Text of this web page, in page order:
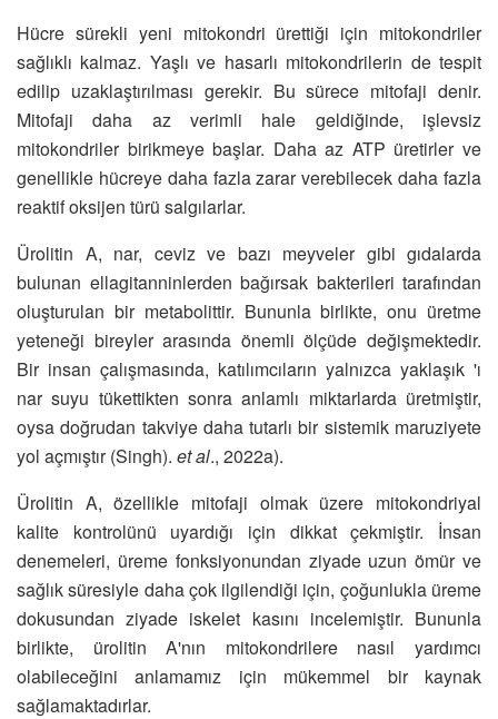
Hücre sürekli yeni mitokondri ürettiği için mitokondriler
sağlıklı kalmaz. Yaşlı ve hasarlı mitokondrilerin de tespit
edilip uzaklaştırılması gerekir. Bu sürece mitofaji denir.
Mitofaji daha az verimli hale geldiğinde, işlevsiz
mitokondriler birikmeye başlar. Daha az ATP üretirler ve
genellikle hücreye daha fazla zarar verebilecek daha fazla
reaktif oksijen türü salgılarlar.
Ürolitin A, nar, ceviz ve bazı meyveler gibi gıdalarda
bulunan ellagitanninlerden bağırsak bakterileri tarafından
oluşturulan bir metabolittir. Bununla birlikte, onu üretme
yeteneği bireyler arasında önemli ölçüde değişmektedir.
Bir insan çalışmasında, katılımcıların yalnızca yaklaşık 'ı
nar suyu tükettikten sonra anlamlı miktarlarda üretmiştir,
oysa doğrudan takviye daha tutarlı bir sistemik maruziyete
yol açmıştır (Singh). et al., 2022a).
Ürolitin A, özellikle mitofaji olmak üzere mitokondriyal
kalite kontrolünü uyardığı için dikkat çekmiştir. İnsan
denemeleri, üreme fonksiyonundan ziyade uzun ömür ve
sağlık süresiyle daha çok ilgilendiği için, çoğunlukla üreme
dokusundan ziyade iskelet kasını incelemiştir. Bununla
birlikte, ürolitin A'nın mitokondrilere nasıl yardımcı
olabileceğini anlamamız için mükemmel bir kaynak
sağlamaktadırlar.